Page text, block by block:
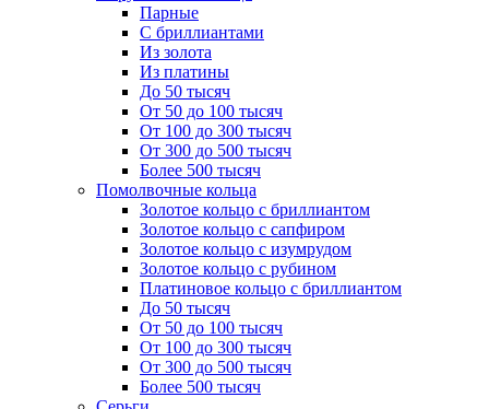
Парные
С бриллиантами
Из золота
Из платины
До 50 тысяч
От 50 до 100 тысяч
От 100 до 300 тысяч
От 300 до 500 тысяч
Более 500 тысяч
Помолвочные кольца
Золотое кольцо с бриллиантом
Золотое кольцо с сапфиром
Золотое кольцо с изумрудом
Золотое кольцо с рубином
Платиновое кольцо с бриллиантом
До 50 тысяч
От 50 до 100 тысяч
От 100 до 300 тысяч
От 300 до 500 тысяч
Более 500 тысяч